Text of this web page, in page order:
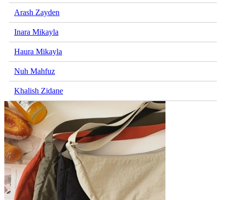
Arash Zayden
Inara Mikayla
Haura Mikayla
Nuh Mahfuz
Khalish Zidane